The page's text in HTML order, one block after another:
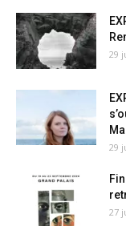
29
29
27